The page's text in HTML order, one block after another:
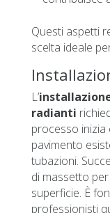
Questi aspetti
scelta ideale
L’
radianti
processo inizia
pavimento
tubazioni.
di massetto
superficie. È
professionisti